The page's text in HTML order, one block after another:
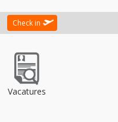
Check in
Vacatures